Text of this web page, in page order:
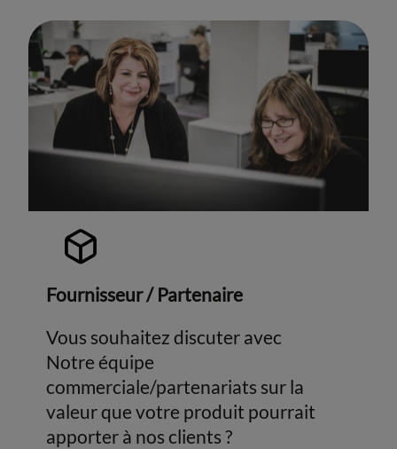
Fournisseur / Partenaire
Vous souhaitez discuter avec
Notre équipe
commerciale/partenariats sur la
valeur que votre produit pourrait
apporter à nos clients ?